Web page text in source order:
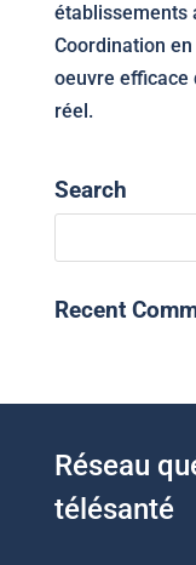
établissements
Coordination
oeuvre efficace
réel.
Search
Recent
Réseau
télésanté